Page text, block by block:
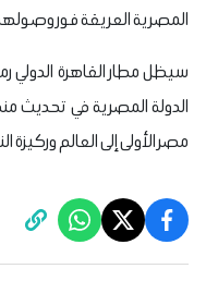
المصرية العريقة فور
سيظل مطار القاهرة الدولي
الدولة المصرية في تحديث
مصر الأولى إلى العالم